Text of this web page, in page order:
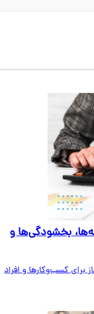
بخشودگی‌ها و
کسب‌وکارها و افراد